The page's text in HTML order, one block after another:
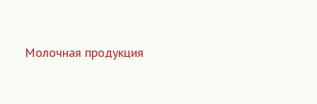
Молочная продукция